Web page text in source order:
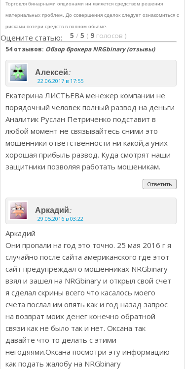
Торговля бинарными опционами ни является средством решения
материальных проблем. До совершения сделок следует ознакомиться с
рисками потери средств в полном обьеме.
Оцените статью: 5 / 5 ( 9 голосов )
54 отзывов: Обзор брокера NRGbinary (отзывы)
Алексей:
22.06.2017 в 17:55
Екатерина ЛИСТЬЕВА менежер компании не
порядочный человек полный развод на деньги
Аналитик Руслан Петриченко подставит в
любой момент не связывайтесь сними это
мошенники ответственности ни какой,а уних
хорошая прибыль развод. Куда смотрят наши
защитники позволяя работать мошеникам.
Ответить
Аркадий:
29.05.2016 в 03:22
Аркадий
Они пропали на год это точно. 25 мая 2016 г я
случайно после сайта американского где этот
сайт предупреждал о мошенниках NRGbinary
взял и зашел на NRGbinary и открыл свой счет
я cделал скрины всего что касалось моего
счета послал им опять как и год назад запрос
на возврат моих денег конечно обратной
связи как не было так и нет. Оксана так
давайте что то делать c этими
негодяями.Оксана посмотри эту информацию
как подать жалобу на NRGbinary